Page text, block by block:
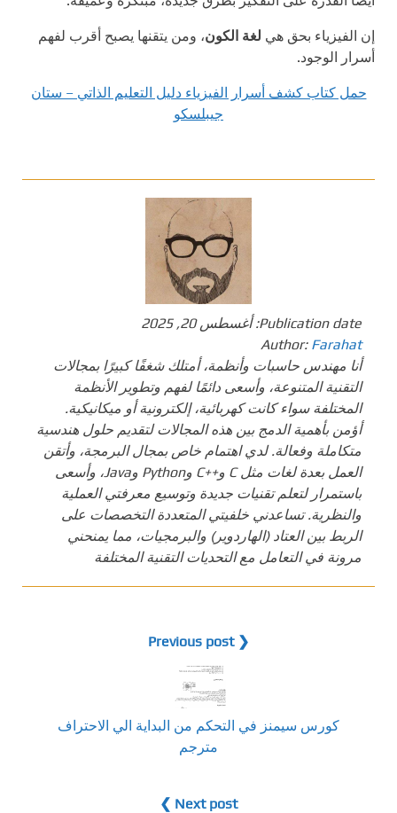
إن الفيزياء بحق هي لغة الكون، ومن يتقنها يصبح أقرب لفهم
أسرار الوجود.
حمل كتاب كشف أسرار الفيزياء دليل التعليم الذاتي – ستان
جيبلسكو
Publication date: أغسطس 20, 2025
Author: Farahat
أنا مهندس حاسبات وأنظمة، أمتلك شغفًا كبيرًا بمجالات
التقنية المتنوعة، وأسعى دائمًا لفهم وتطوير الأنظمة
المختلفة سواء كانت كهربائية، إلكترونية أو ميكانيكية.
أؤمن بأهمية الدمج بين هذه المجالات لتقديم حلول هندسية
متكاملة وفعالة. لدي اهتمام خاص بمجال البرمجة، وأتقن
العمل بعدة لغات مثل C و++C وPython وJava، وأسعى
باستمرار لتعلم تقنيات جديدة وتوسيع معرفتي العملية
والنظرية. تساعدني خلفيتي المتعددة التخصصات على
الربط بين العتاد (الهاردوير) والبرمجيات، مما يمنحني
مرونة في التعامل مع التحديات التقنية المختلفة
❮ Previous post
كورس سيمنز في التحكم من البداية الي الاحتراف
مترجم
Next post ❯